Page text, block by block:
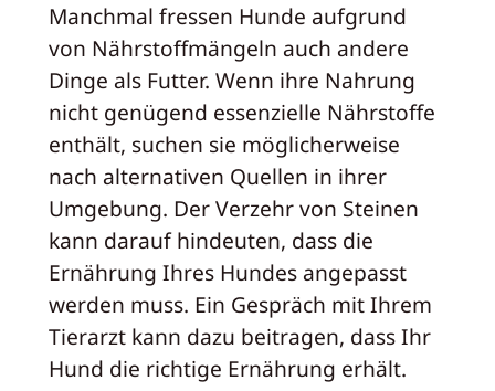
Manchmal fressen Hunde aufgrund
von Nährstoffmängeln auch andere
Dinge als Futter. Wenn ihre Nahrung
nicht genügend essenzielle Nährstoffe
enthält, suchen sie möglicherweise
nach alternativen Quellen in ihrer
Umgebung. Der Verzehr von Steinen
kann darauf hindeuten, dass die
Ernährung Ihres Hundes angepasst
werden muss. Ein Gespräch mit Ihrem
Tierarzt kann dazu beitragen, dass Ihr
Hund die richtige Ernährung erhält.